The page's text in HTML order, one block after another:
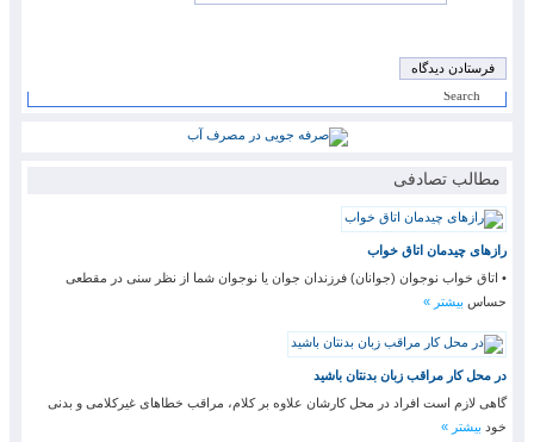
مطالب تصادفی
رازهای چیدمان اتاق خواب
• اتاق خواب نوجوان (جوانان) فرزندان جوان یا نوجوان شما از نظر سنی در مقطعی
حساس بیشتر »
در محل کار مراقب زبان بدنتان باشید
گاهی لازم است افراد در محل کارشان علاوه بر کلام، مراقب خطاهای غیرکلامی و بدنی
خود بیشتر »